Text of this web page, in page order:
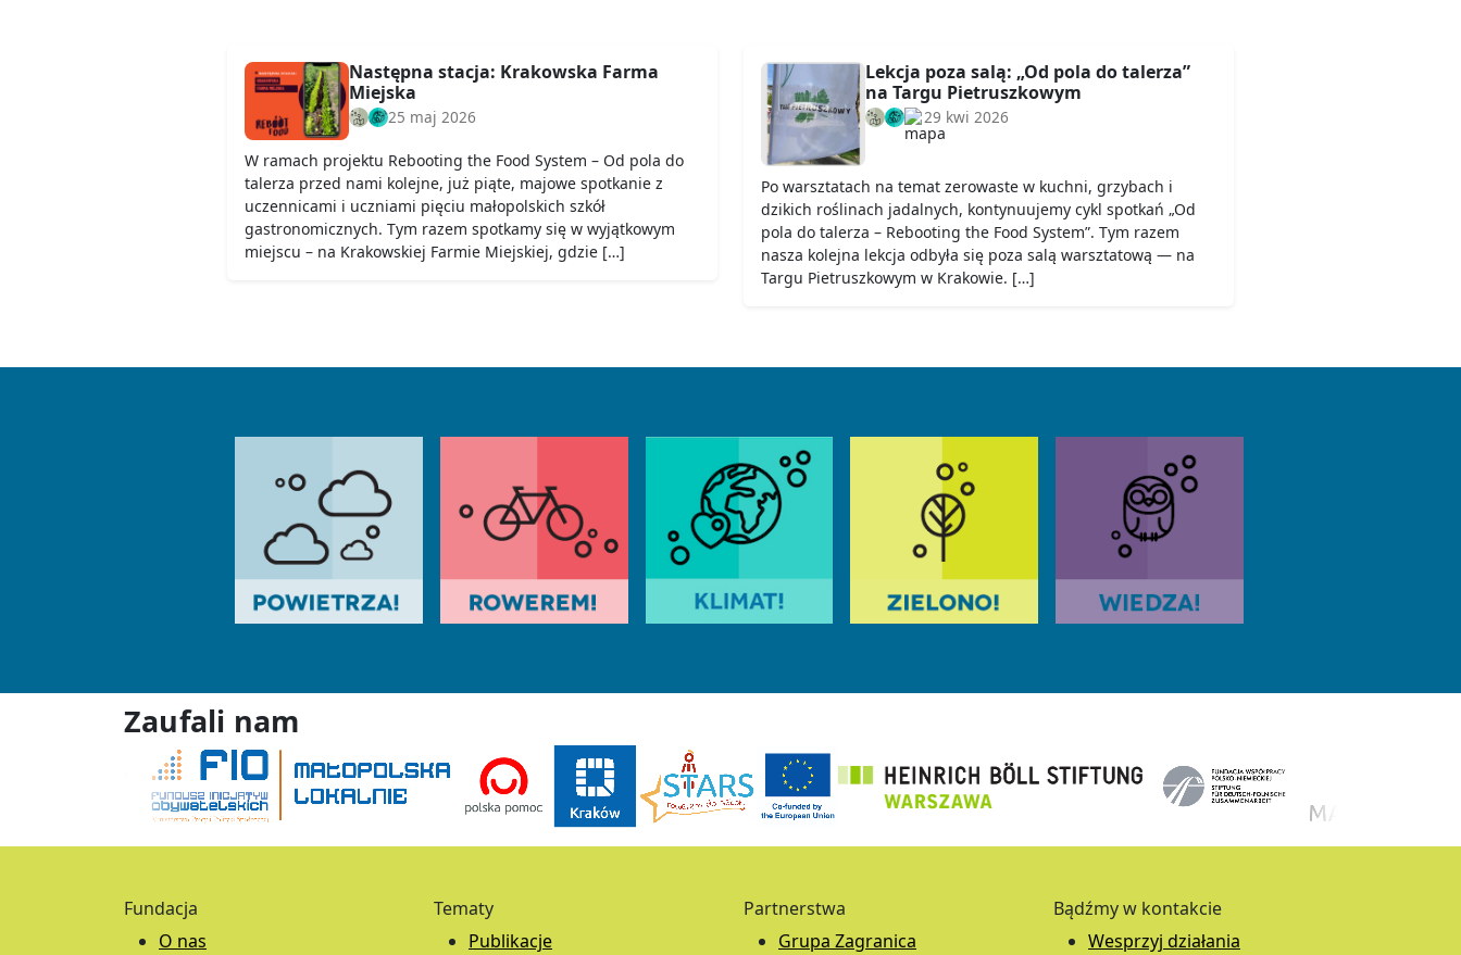
Następna stacja: Krakowska Farma
Miejska
25 maj 2026
W ramach projektu Rebooting the Food System – Od pola do
talerza przed nami kolejne, już piąte, majowe spotkanie z
uczennicami i uczniami pięciu małopolskich szkół
gastronomicznych. Tym razem spotkamy się w wyjątkowym
miejscu – na Krakowskiej Farmie Miejskiej, gdzie […]
Lekcja poza salą: „Od pola do talerza”
na Targu Pietruszkowym
29 kwi 2026
Po warsztatach na temat zerowaste w kuchni, grzybach i
dzikich roślinach jadalnych, kontynuujemy cykl spotkań „Od
pola do talerza – Rebooting the Food System”. Tym razem
nasza kolejna lekcja odbyła się poza salą warsztatową — na
Targu Pietruszkowym w Krakowie. […]
Zaufali nam
Fundacja
O nas
Tematy
Publikacje
Partnerstwa
Grupa Zagranica
Bądźmy w kontakcie
Wesprzyj działania